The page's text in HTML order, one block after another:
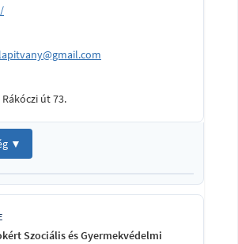
út 73.
▼
Szociális és Gyermekvédelmi